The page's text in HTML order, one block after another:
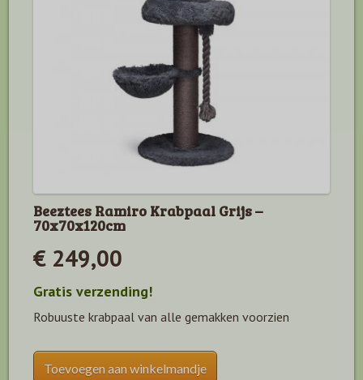
Beeztees Ramiro Krabpaal Grijs –
70x70x120cm
€ 249,00
Gratis verzending!
Robuuste krabpaal van alle gemakken voorzien
Toevoegen aan winkelmandje